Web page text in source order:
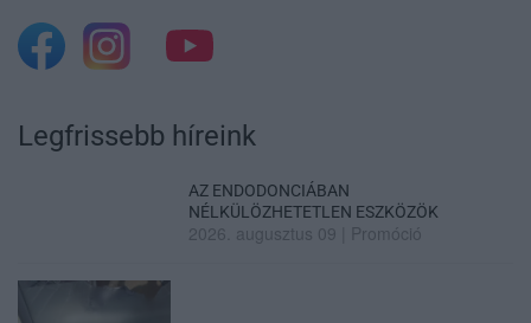
Legfrissebb híreink
AZ ENDODONCIÁBAN
NÉLKÜLÖZHETETLEN ESZKÖZÖK
2026. augusztus 09 Promóció